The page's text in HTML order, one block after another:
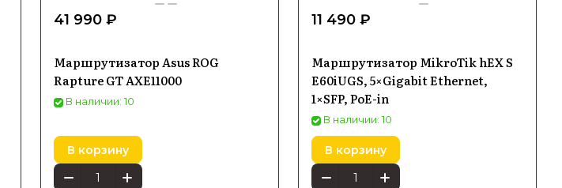
41 990 ₽
Маршрутизатор Asus ROG
Rapture GT AXE11000
В наличии: 10
В корзину
11 490 ₽
Маршрутизатор MikroTik hEX S
E60iUGS, 5×Gigabit Ethernet,
1×SFP, PoE-in
В наличии: 10
В корзину